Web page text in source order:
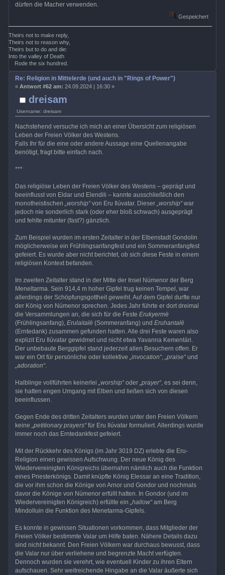
dürfen die Macher verwenden.
Gespeichert
Theirs not to make reply,
Theirs not to reason why,
Theirs but to do and die:
Into the valley of Death
Rode the six hundred.
dreisam
Username: dreisam
Re: Religion in Mittelerde (und auch in "Rings of Power")
« Antwort #62 am: 24.09.2024 | 16:30 »
Nachstehend versuche ich mich an einer Übersicht zum religiösen
Leben der Freien Völker des Westens.
Falls Ihr für die eine oder andere Aussage eine Quellenangabe
benötigt, fragt bitte einfach nach.
***
Das religiöse Leben der Freien Völker des Westens – geprägt und
beeinflusst von Eldar und Elendili – kannte ausschließlich den
monotheistischen „worship“von Eru Ilúvatar. Dieser „worship“war
jedoch nie sonderlich stark (oder eher bloß schwach) ausgeprägt
und fehlte mitunter (fast?) gänzlich.
Zum Beispiel wurden im ersten Zeitalter in der Elbenstadt Gondolin
möglicherweise ein Frühlingsanfangfest und ein Sommeranfangfest
gefeiert. Es wurde aber nicht berichtet, ob sich diese Feste in einem
religiösen Kontext befanden.
Im zweiten Zeitalter stand in der Mitte der Insel Númenor der Berg
Meneltarma. Sein 914,4 m hoher Gipfel trug keinen Tempel, war
allerdings der Schöpfungsgottheit geweiht. Auf dem Gipfel durfte nur
der König von Númenor sprechen. Jedes Jahr führte er dort dreimal
die Versammlungen an, die sich für die Feste Erukyermë
(Frühlingsanfang), Erulaitalë(Sommeranfang) und Eruhantalë
(Erntedank) zusammen gefunden hatten. Alle drei Feste waren also
explizit Eru Ilúvatar gewidmet und nicht etwa Yavanna Kementári.
Der unbebaute Berggipfel stand jederzeit allen Besuchern offen. Er
war ein Ort für persönliche oder kollektive „invocation“, „praise“und
„adoration“.
Halblinge vollführten keinerlei „worship“oder „prayer“, es sei denn,
sie hatten engen Umgang mit Elben und ließen sich von diesen
beeinflussen.
Gegen Ende des dritten Zeitalters wurden unter den Freien Völkern
keine „petitionary prayers“für Eru Ilúvatar formuliert. Allerdings wurde
immer noch das Erntedankfest gefeiert.
Mit der Rückkehr des Königs (im Jahr 3019 DZ) erlebte die Eru-
Religion einen gewissen Aufschwung. Der neue König des
Wiedervereinigten Königreichs übernahm nämlich auch die Funktion
eines Priesterkönigs. Damit knüpfte König Elessar an eine Tradition,
die vor ihm schon die Könige von Arnor und Gondor und nochmals
davor die Könige von Númenor erfüllt hatten. In Gondor (und im
Wiedervereinigten Königreich) erfüllte ein „hallow“am Berg
Mindolluin die Funktion des Menetarma-Gipfels.
Es konnte in gewissen Situationen vorkommen, dass Mitglieder der
Freien Völker bestimmte Valar um Hilfe baten. Nähere Details dazu
sind nicht bekannt. Den Freien Völkern war durchaus bewusst, dass
die Valar nur über verliehene und begrenzte Macht verfügten.
Dennoch wurden sie verehrt, wie eventuell Kinder zu ihren Eltern
aufschauen. Sehr weitreichende Hingabe an die Valar äußerte sich